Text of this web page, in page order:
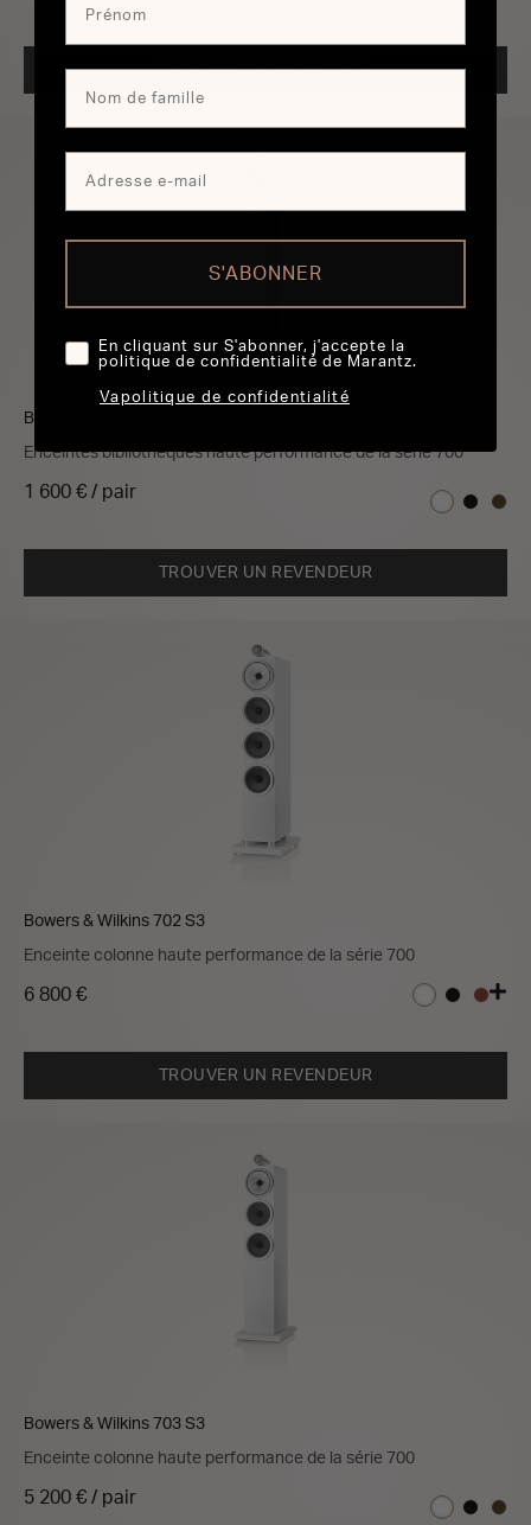
TROUVER UN REVENDEUR
Bowers & Wilkins 707 S3
Enceintes bibliothèques haute performance de la série 700
1 600 € / pair
TROUVER UN REVENDEUR
Bowers & Wilkins 702 S3
Enceinte colonne haute performance de la série 700
6 800 €
TROUVER UN REVENDEUR
Bowers & Wilkins 703 S3
Enceinte colonne haute performance de la série 700
5 200 € / pair
S'ABONNER
En cliquant sur S'abonner, j'accepte la
politique de confidentialité de Marantz.
Vapolitique de confidentialité